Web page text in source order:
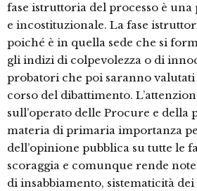
fase istruttoria del processo è una
e incostituzionale. La fase
poiché è in quella sede che si
gli indizi di colpevolezza o di
probatori che poi saranno
corso del dibattimento.
sull’operato delle Procure e della
materia di primaria importanza
dell’opinione pubblica su tutte le
scoraggia e comunque rende
di insabbiamento, sistematicità